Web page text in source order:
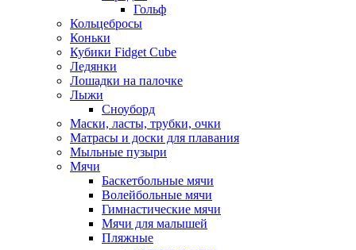
Гольф
Кольцебросы
Коньки
Кубики Fidget Cube
Ледянки
Лошадки на палочке
Лыжи
Сноуборд
Маски, ласты, трубки, очки
Матрасы и доски для плавания
Мыльные пузыри
Мячи
Баскетбольные мячи
Волейбольные мячи
Гимнастические мячи
Мячи для малышей
Пляжные